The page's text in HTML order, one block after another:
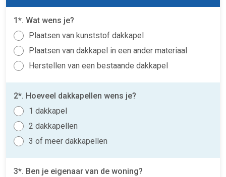
1*. Wat wens je?
Plaatsen van kunststof dakkapel
Plaatsen van dakkapel in een ander materiaal
Herstellen van een bestaande dakkapel
2*. Hoeveel dakkapellen wens je?
1 dakkapel
2 dakkapellen
3 of meer dakkapellen
3*. Ben je eigenaar van de woning?